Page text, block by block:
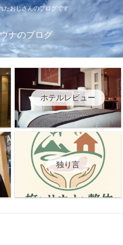
たおじさんのブログです
ナのブログ
ホテルレビュー
独り言